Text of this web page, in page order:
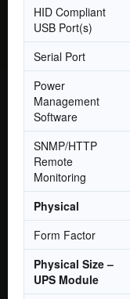
HID Compliant
USB Port(s)
Serial Port
Power
Management
Software
SNMP/HTTP
Remote
Monitoring
Physical
Form Factor
Physical Size –
UPS Module